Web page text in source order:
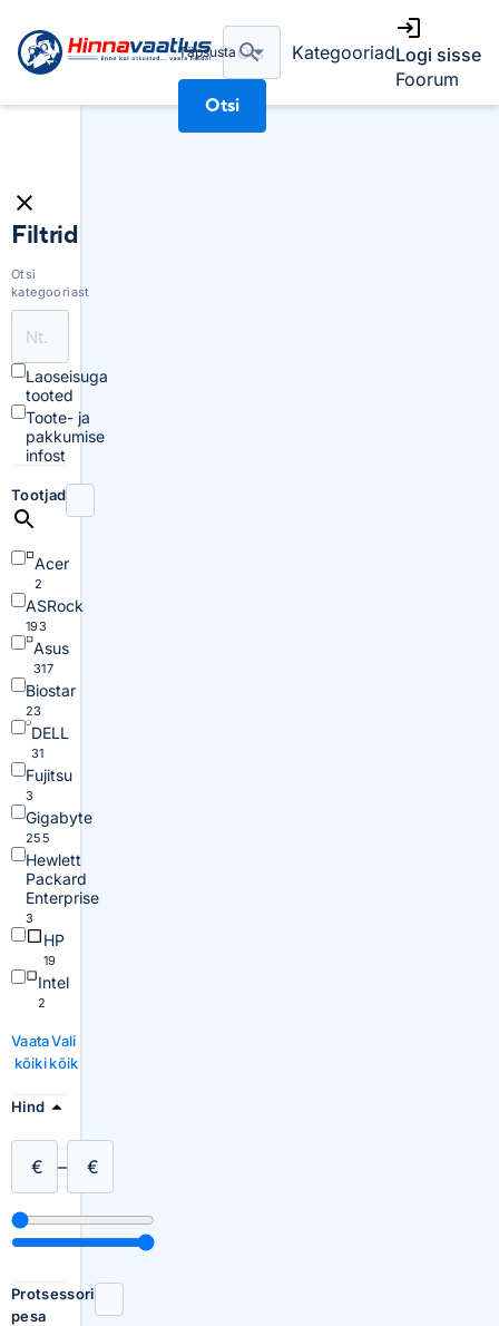
Täpsusta
Otsi
KategooriadLogi sisse
Foorum
Filtrid
Otsi
kategooriast
Laoseisuga
tooted
Toote- ja
pakkumise
infost
Tootjad
Acer
2
ASRock
193
Asus
317
Biostar
23
DELL
31
Fujitsu
3
Gigabyte
255
Hewlett
Packard
Enterprise
3
HP
19
Intel
2
Vaata
kõiki
Vali
kõik
Hind
€ – €
Protsessori
pesa